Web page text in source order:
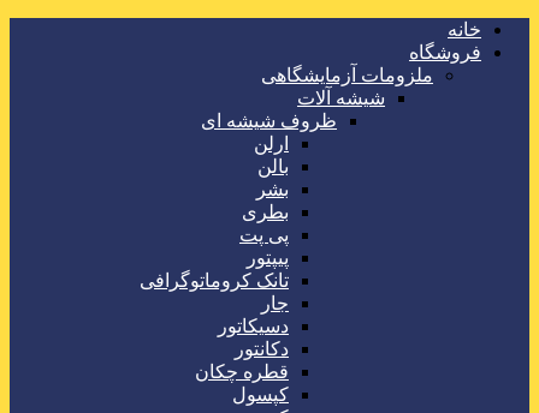
خانه
فروشگاه
ملزومات آزمایشگاهی
شیشه آلات
ظروف شیشه ای
ارلن
بالن
بشر
بطری
پی پت
پیپتور
تانک کروماتوگرافی
جار
دسیکاتور
دکانتور
قطره چکان
کپسول